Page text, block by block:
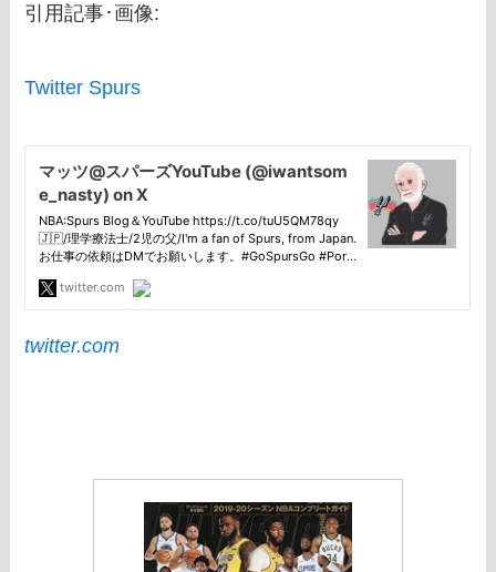
引用記事･画像:
Twitter Spurs
twitter.com